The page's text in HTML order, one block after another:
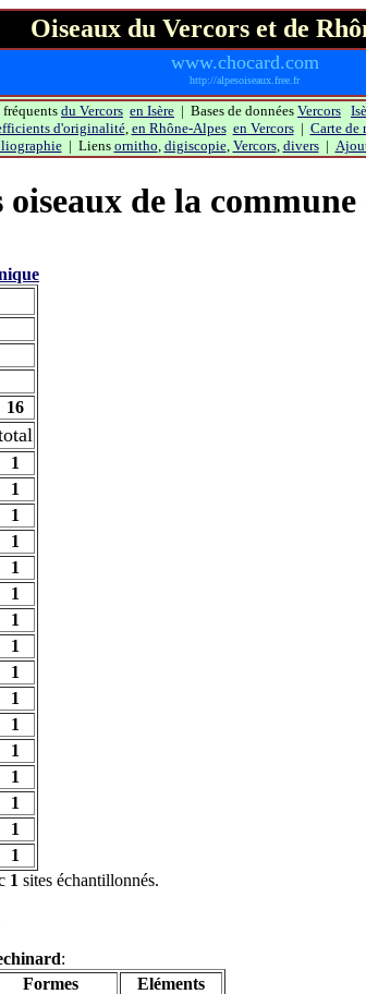
Oiseaux du Vercors et de
www.chocard.com
http://alpesoiseaux.free.fr
du Vercors en Isère | Bases de données Vercors
d'originalité, en Rhône-Alpes en Vercors| Carte de
| Liens ornitho, digiscopie, Vercors, divers|
oiseaux de la commune
16
1
1
1
1
1
1
1
1
1
1
1
1
1
1
1
1
1 sites échantillonnés.
:
Formes Eléments